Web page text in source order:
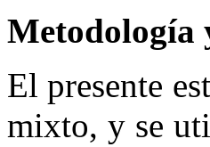
Metodología
El presente
mixto, y se